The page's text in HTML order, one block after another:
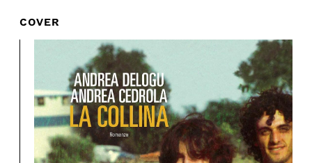
COVER